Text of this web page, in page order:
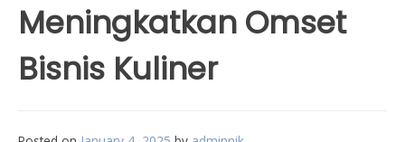
Meningkatkan Omset
Bisnis Kuliner